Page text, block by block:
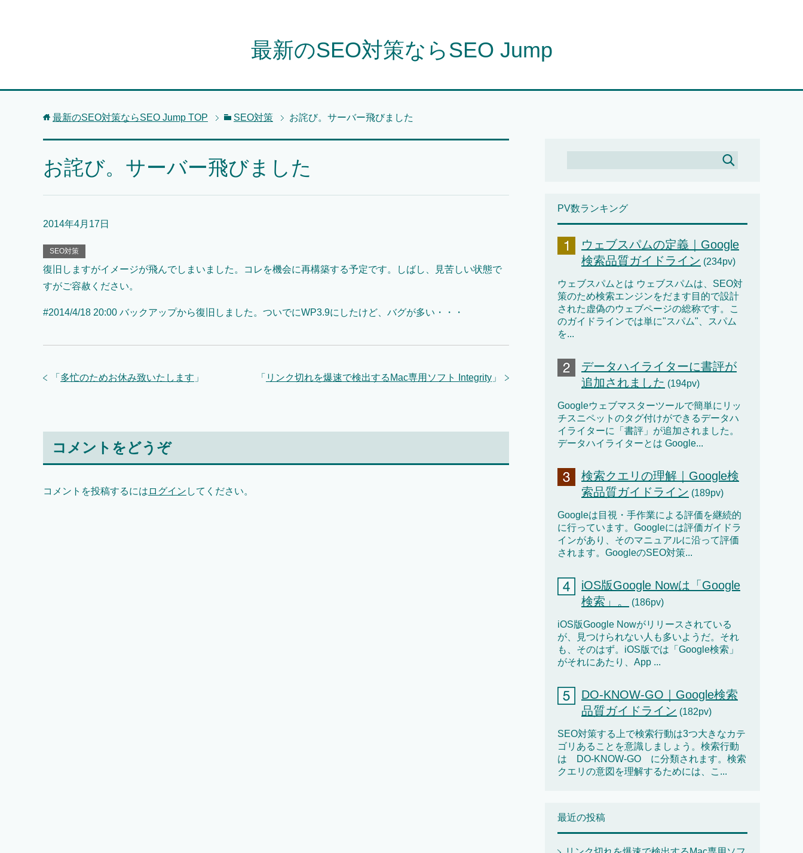
最新のSEO対策ならSEO Jump
最新のSEO対策ならSEO Jump TOP SEO対策 お詫び。サーバー飛びました
お詫び。サーバー飛びました
2014年4月17日
SEO対策
復旧しますがイメージが飛んでしまいました。コレを機会に再構築する予定です。しばし、見苦しい状態で
すがご容赦ください。
#2014/4/18 20:00 バックアップから復旧しました。ついでにWP3.9にしたけど、バグが多い・・・
「 リンク切れを爆速で検出するMac専用ソフト Integrity 」
「 多忙のためお休み致いたします 」
コメントをどうぞ
コメントを投稿するには ログイン してください。
PV数ランキング
ウェブスパムの定義｜Google
検索品質ガイドライン (234pv)
ウェブスパムとは ウェブスパムは、SEO対
策のため検索エンジンをだます目的で設計
された虚偽のウェブページの総称です。こ
のガイドラインでは単に"スパム"、スパム
を...
データハイライターに書評が
追加されました (194pv)
Googleウェブマスターツールで簡単にリッ
チスニペットのタグ付けができるデータハ
イライターに「書評」が追加されました。
データハイライターとは Google...
検索クエリの理解｜Google検
索品質ガイドライン (189pv)
Googleは目視・手作業による評価を継続的
に行っています。Googleには評価ガイドラ
インがあり、そのマニュアルに沿って評価
されます。GoogleのSEO対策...
iOS版Google Nowは「Google
検索」。
(186pv)
iOS版Google Nowがリリースされている
が、見つけられない人も多いようだ。それ
も、そのはず。iOS版では「Google検索」
がそれにあたり、App ...
DO-KNOW-GO｜Google検索
品質ガイドライン (182pv)
SEO対策する上で検索行動は3つ大きなカテ
ゴリあることを意識しましょう。検索行動
は DO-KNOW-GO に分類されます。検索
クエリの意図を理解するためには、こ...
最近の投稿